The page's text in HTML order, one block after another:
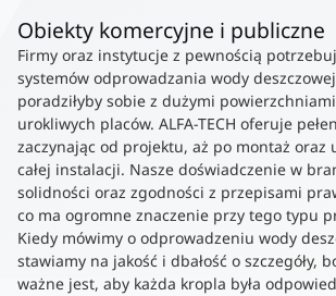
Obiekty komercyjne i publiczne
Firmy oraz instytucje z pewnością
systemów odprowadzania wody
poradziłyby sobie z dużymi
urokliwych placów. ALFA-TECH oferuje
zaczynając od projektu, aż po montaż oraz
całej instalacji. Nasze doświadczenie w
solidności oraz zgodności z przepisami
co ma ogromne znaczenie przy tego typu
Kiedy mówimy o odprowadzeniu wody
stawiamy na jakość i dbałość o szczegóły,
ważne jest, aby każda kropla była